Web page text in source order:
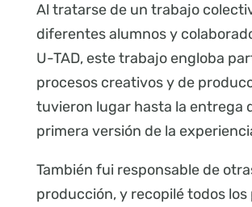
Al tratarse de un trabajo
diferentes alumnos y
U-TAD, este trabajo engloba
procesos creativos y de
tuvieron lugar hasta la entrega
primera versión de la
También fui responsable de
producción, y recopilé todos los